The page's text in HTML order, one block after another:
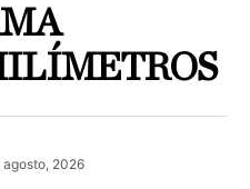
agosto, 2026